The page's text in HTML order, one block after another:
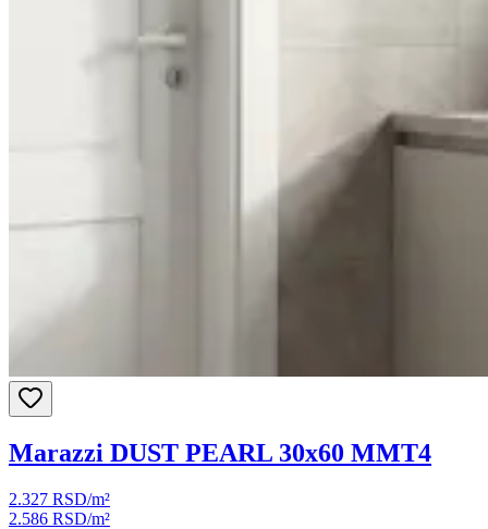
Marazzi DUST PEARL 30x60 MMT4
2.327 RSD/m²
2.586 RSD/m²